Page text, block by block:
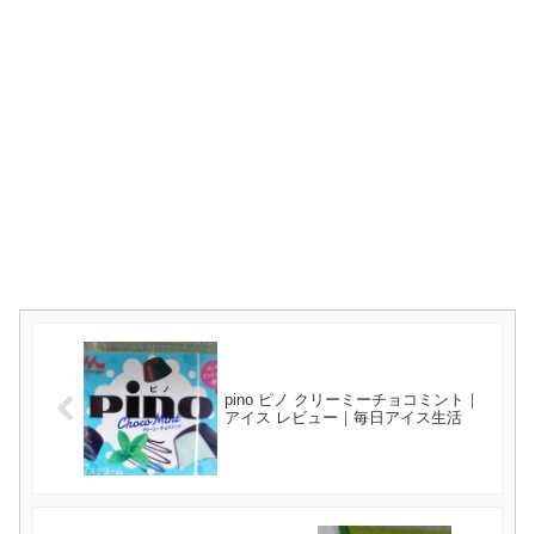
pino ピノ クリーミーチョコミント｜
アイス レビュー｜毎日アイス生活